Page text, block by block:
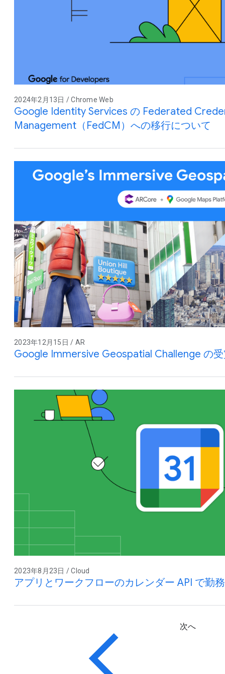
2024年2月13日 / Chrome Web
Google Identity Services の Federated
Management（FedCM）への移行について
2023年12月15日 / AR
Google Immersive Geospatial Challenge の
2023年8月23日 / Cloud
アプリとワークフローのカレンダー API で勤
次へ